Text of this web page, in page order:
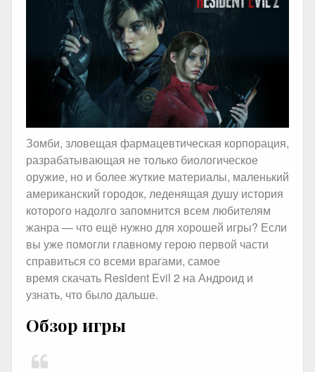
Зомби, зловещая фармацевтическая корпорация,
разрабатывающая не только биологическое
оружие, но и более жуткие материалы, маленький
американский городок, леденящая душу история
которого надолго запомнится всем любителям
жанра — что ещё нужно для хорошей игры? Если
вы уже помогли главному герою первой части
справиться со всеми врагами, самое
время скачать Resident Evil 2 на Андроид и
узнать, что было дальше.
Обзор игры